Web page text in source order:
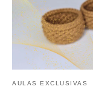
AULAS EXCLUSIVAS